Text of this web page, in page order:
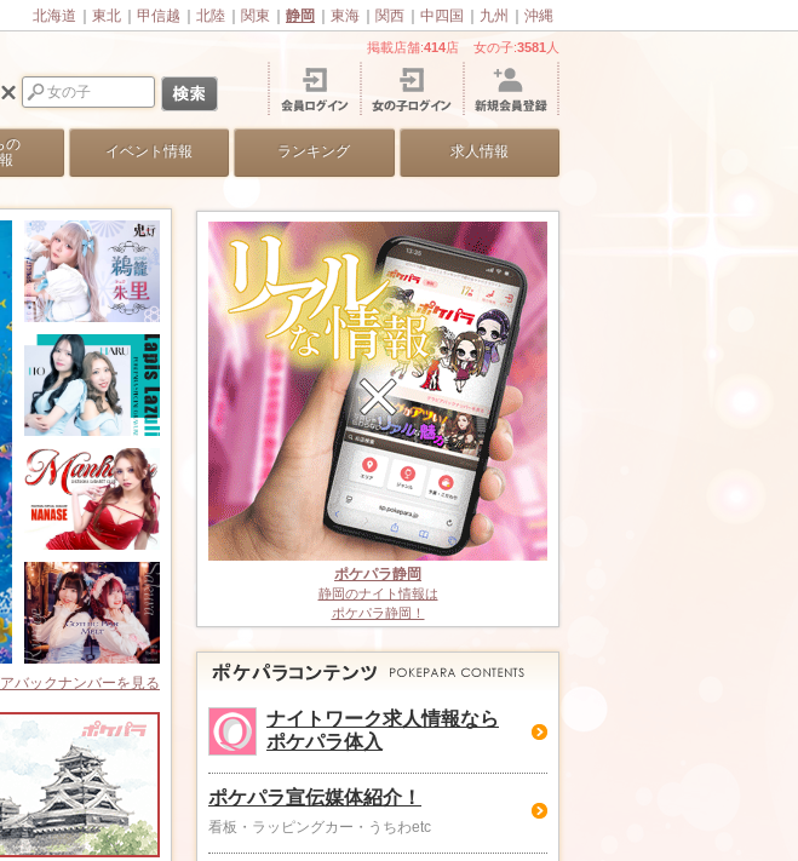
北海道 東北 甲信越 北陸 関東 静岡 東海 関西 中四国 九州 沖縄
掲載店舗:414店 女の子:3581 人
の
イベント情報 ランキング 求人情報
バックナンバーを見る
ポケパラ静岡
静岡のナイト情報は
ポケパラ静岡！
ナイトワーク求人情報なら
ポケパラ体入
ポケパラ宣伝媒体紹介！
看板・ラッピングカー・うちわetc